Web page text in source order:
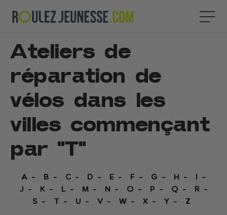
Ateliers de
réparation de
vélos dans les
villes commençant
par "T"
A B C D E F G H
I
J
K L M N O P Q
R
S
T U V W X Y Z